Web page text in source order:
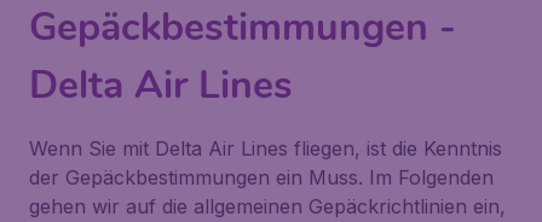
Gepäckbestimmungen -
Delta Air Lines
Wenn Sie mit Delta Air Lines fliegen, ist die Kenntnis
der Gepäckbestimmungen ein Muss. Im Folgenden
gehen wir auf die allgemeinen Gepäckrichtlinien ein,